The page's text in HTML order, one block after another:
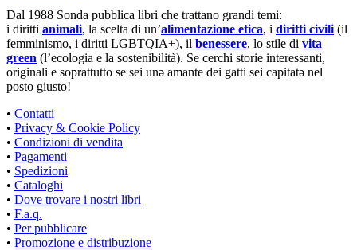
Dal 1988 Sonda pubblica libri che trattano grandi temi:
i diritti animali, la scelta di un’alimentazione etica, i diritti civili (il
femminismo, i diritti LGBTQIA+), il benessere, lo stile di vita
green (l’ecologia e la sostenibilità). Se cerchi storie interessanti,
originali e soprattutto se sei unə amante dei gatti sei capitatə nel
posto giusto!
• Contatti
• Privacy & Cookie Policy
• Condizioni di vendita
• Pagamenti
• Spedizioni
• Cataloghi
• Dove trovare i nostri libri
• F.a.q.
• Per pubblicare
• Promozione e distribuzione